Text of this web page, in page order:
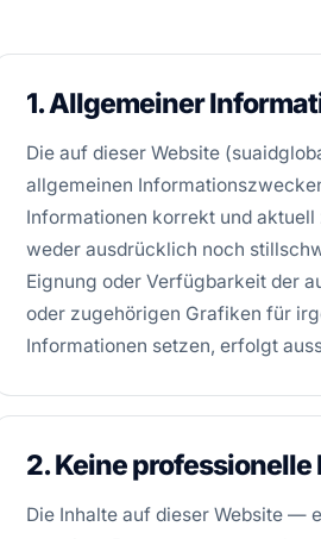
1. Allgemeiner
Die auf dieser Website
allgemeinen
Informationen korrekt und
weder ausdrücklich noch
Eignung oder Verfügbarkeit der
oder zugehörigen Grafiken für
Informationen setzen, erfolgt
2. Keine professionelle
Die Inhalte auf dieser Website —